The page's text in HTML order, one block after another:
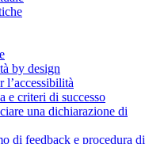
by design
l’accessibilità
e criteri di successo
una dichiarazione di
di feedback e procedura di